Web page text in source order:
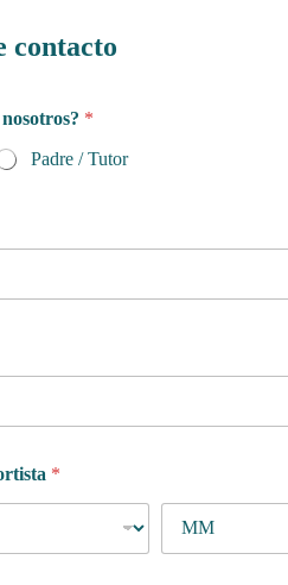
contacto
*
Padre / Tutor
*